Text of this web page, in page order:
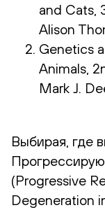
and Cats,
Alison
Genetics
Animals,
Mark J.
Выбирая, где
(Progressive
Degeneration